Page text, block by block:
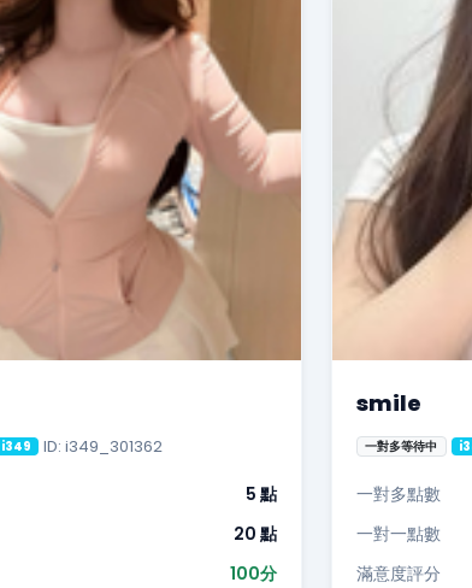
i349 ID: i349_301362
5 點
20 點
100分
smile
一對多等待中
一對多點數
一對一點數
滿意度評分